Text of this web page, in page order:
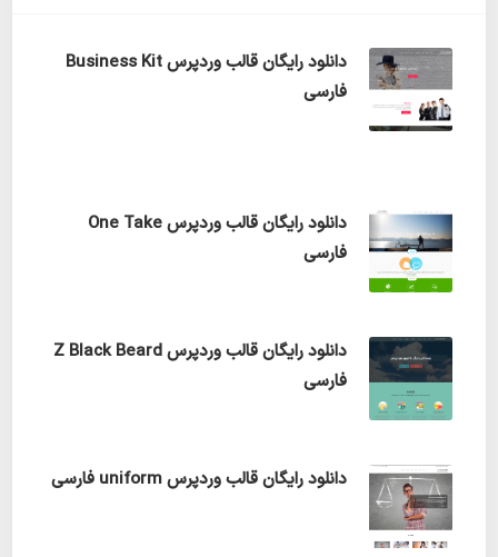
دانلود رایگان قالب وردپرس Business Kit
فارسی
دانلود رایگان قالب وردپرس One Take
فارسی
دانلود رایگان قالب وردپرس Z Black Beard
فارسی
دانلود رایگان قالب وردپرس uniform فارسی